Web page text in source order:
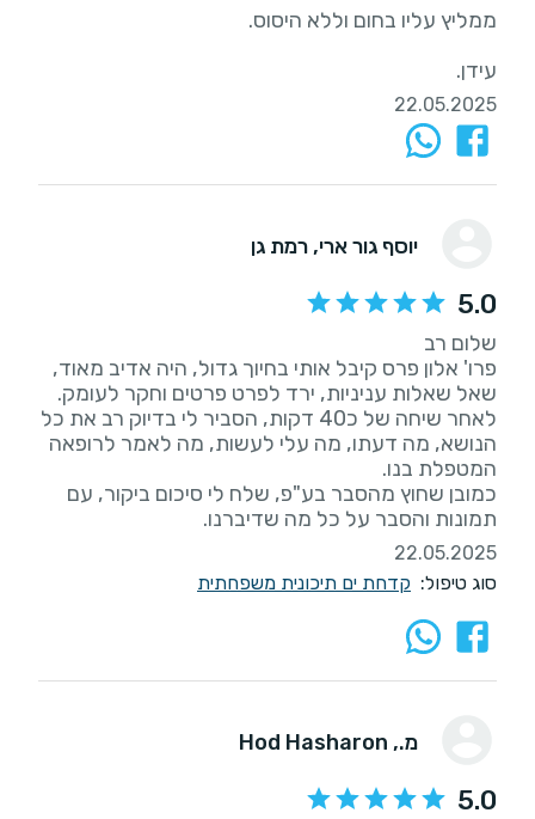
עידן.
22.05.2025
יוסף גור ארי, רמת גן
5.0
פרו' אלון פרס קיבל אותי בחיוך גדול, היה אדיב מאוד,
לאחר שיחה של כ40 דקות, הסביר לי בדיוק רב את כל
הנושא, מה דעתו, מה עלי לעשות, מה לאמר לרופאה
כמובן שחוץ מהסבר בע"פ, שלח לי סיכום ביקור, עם
תמונות והסבר על כל מה שדיברנו.
22.05.2025
סוג טיפול: קדחת ים תיכונית משפחתית
מ., Hod Hasharon
5.0